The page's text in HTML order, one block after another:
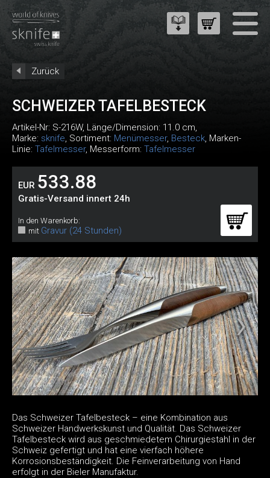
Zurück
SCHWEIZER TAFELBESTECK
Artikel-Nr: S-216W, Länge/Dimension: 11.0 cm,
Marke: sknife, Sortiment: Menümesser, Besteck, Marken-
Linie: Tafelmesser, Messerform: Tafelmesser
EUR 533.88
Gratis-Versand innert 24h
In den Warenkorb:
mit Gravur (24 Stunden)
Das Schweizer Tafelbesteck – eine Kombination aus
Schweizer Handwerkskunst und Qualität. Das Schweizer
Tafelbesteck wird aus geschmiedetem Chirurgiestahl in der
Schweiz gefertigt und hat eine vierfach höhere
Korrosionsbeständigkeit. Die Feinverarbeitung von Hand
erfolgt in der Bieler Manufaktur.